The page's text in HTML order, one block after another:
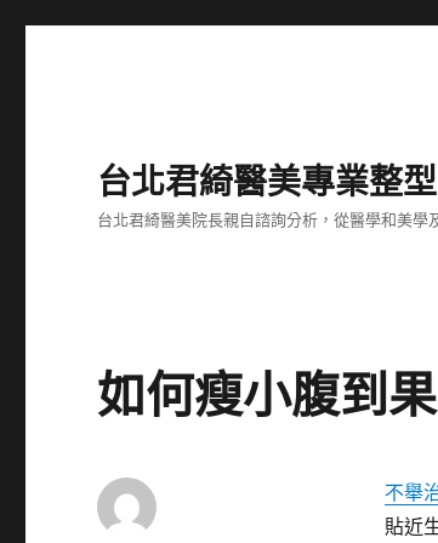
台北君綺醫美專業整
台北君綺醫美院長親自諮詢分析，從醫學和美
如何瘦小腹到
不舉
貼近